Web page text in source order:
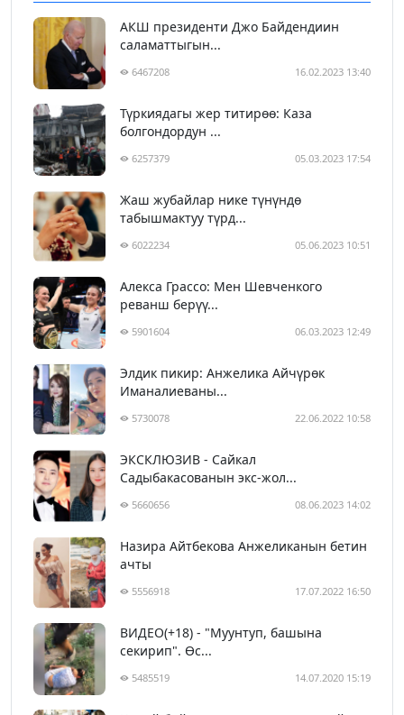
АКШ президенти Джо Байдендиин
саламаттыгын...
6467208 16.02.2023 13:40
Түркиядагы жер титирөө: Каза
болгондордун ...
6257379 05.03.2023 17:54
Жаш жубайлар нике түнүндө
табышмактуу түрд...
6022234 05.06.2023 10:51
Алекса Грассо: Мен Шевченкого
реванш берүү...
5901604 06.03.2023 12:49
Элдик пикир: Анжелика Айчүрөк
Иманалиеваны...
5730078 22.06.2022 10:58
ЭКСКЛЮЗИВ - Сайкал
Садыбакасованын экс-жол...
5660656 08.06.2023 14:02
Назира Айтбекова Анжеликанын бетин
ачты
5556918 17.07.2022 16:50
ВИДЕО(+18) - "Муунтуп, башына
секирип". Өс...
5485519 14.07.2020 15:19